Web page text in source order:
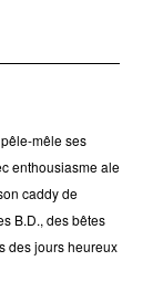
mêle ses
enthousiasme ale
caddy de
B.D., des bêtes
des jours heureux